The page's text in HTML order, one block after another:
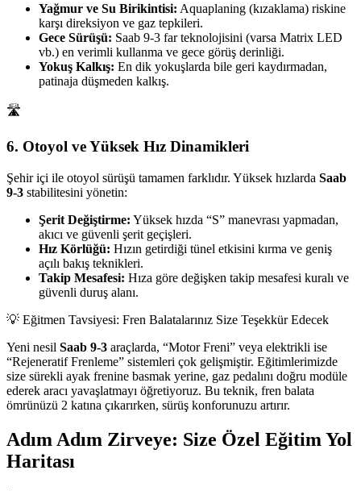
Yağmur ve Su Birikintisi: Aquaplaning (kızaklama) riskine
karşı direksiyon ve gaz tepkileri.
Gece Sürüşü: Saab 9-3 far teknolojisini (varsa Matrix LED
vb.) en verimli kullanma ve gece görüş derinliği.
Yokuş Kalkış: En dik yokuşlarda bile geri kaydırmadan,
patinaja düşmeden kalkış.
🛣️
6. Otoyol ve Yüksek Hız Dinamikleri
Şehir içi ile otoyol sürüşü tamamen farklıdır. Yüksek hızlarda Saab
9-3 stabilitesini yönetin:
Şerit Değiştirme: Yüksek hızda “S” manevrası yapmadan,
akıcı ve güvenli şerit geçişleri.
Hız Körlüğü: Hızın getirdiği tünel etkisini kırma ve geniş
açılı bakış teknikleri.
Takip Mesafesi: Hıza göre değişken takip mesafesi kuralı ve
güvenli duruş alanı.
💡 Eğitmen Tavsiyesi: Fren Balatalarınız Size Teşekkür Edecek
Yeni nesil Saab 9-3 araçlarda, “Motor Freni” veya elektrikli ise
“Rejeneratif Frenleme” sistemleri çok gelişmiştir. Eğitimlerimizde
size sürekli ayak frenine basmak yerine, gaz pedalını doğru modüle
ederek aracı yavaşlatmayı öğretiyoruz. Bu teknik, fren balata
ömrünüzü 2 katına çıkarırken, sürüş konforunuzu artırır.
Adım Adım Zirveye: Size Özel Eğitim Yol
Haritası